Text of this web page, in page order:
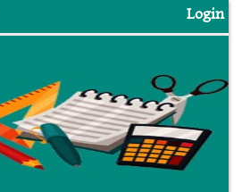
Login